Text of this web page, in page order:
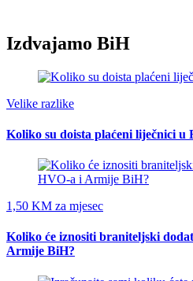
Izdvajamo BiH
Velike razlike
Koliko su doista plaćeni liječnici u
1,50 KM za mjesec
Koliko će iznositi braniteljski
Armije BiH?